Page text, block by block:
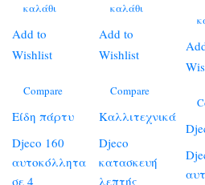
καλάθι
Add to
Wishlist
Compare
Είδη πάρτυ
Djeco 160
αυτοκόλλητα
σε 4
καλάθι
Add to
Wishlist
Compare
Καλλιτεχνικά
Djeco
κατασκευή
λεπτής